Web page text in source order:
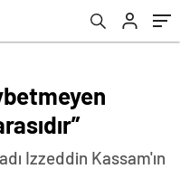
Izzeddin Kassam'ın